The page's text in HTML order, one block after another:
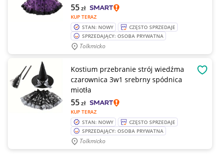
KUP TERAZ
55zł
STAN: NOWY
CZĘSTO SPRZEDAJE
SPRZEDAJĄCY: OSOBA PRYWATNA
Tolkmicko
Kostium przebranie strój wiedźma
czarownica 3w1 srebrny spódnica
miotła
KUP TERAZ
55zł
STAN: NOWY
CZĘSTO SPRZEDAJE
SPRZEDAJĄCY: OSOBA PRYWATNA
Tolkmicko